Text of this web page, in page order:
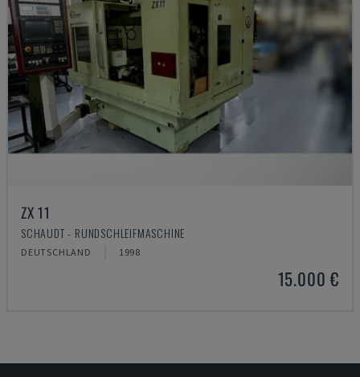
ZX 11
SCHAUDT - RUNDSCHLEIFMASCHINE
DEUTSCHLAND 1998
15.000 €